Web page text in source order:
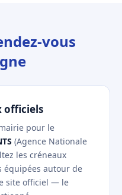
vous
officiels
pour le
(Agence Nationale
les créneaux
équipées autour de
site officiel — le